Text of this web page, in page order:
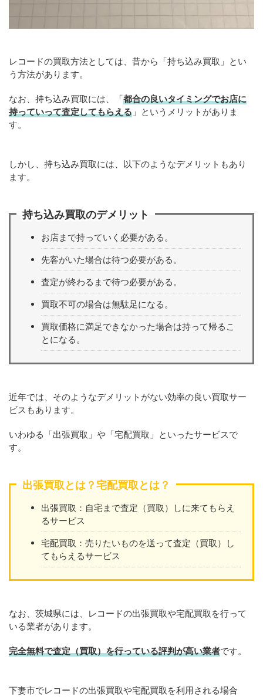
レコードの買取方法としては、昔から「持ち込み買取」とい
う方法があります。
なお、持ち込み買取には、「都合の良いタイミングでお店に
持っていって査定してもらえる 」というメリットがありま
す。
しかし、持ち込み買取には、以下のようなデメリットもあり
ます。
持ち込み買取のデメリット
お店まで持っていく必要がある。
先客がいた場合は待つ必要がある。
査定が終わるまで待つ必要がある。
買取不可の場合は無駄足になる。
買取価格に満足できなかった場合は持って帰るこ
とになる。
近年では、そのようなデメリットがない効率の良い買取サー
ビスもあります。
いわゆる「出張買取」や「宅配買取」といったサービスで
す。
出張買取とは？宅配買取とは？
出張買取：自宅まで査定（買取）しに来てもらえ
るサービス
宅配買取：売りたいものを送って査定（買取）し
てもらえるサービス
なお、茨城県には、レコードの出張買取や宅配買取を行って
いる業者があります。
完全無料で査定（買取）を行っている評判が高い業者です。
下妻市でレコードの出張買取や宅配買取を利用される場合